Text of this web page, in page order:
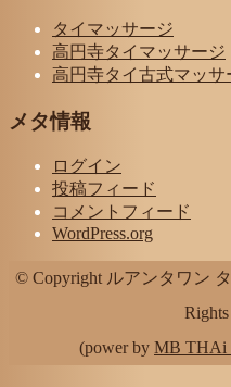
タイマッサージ
高円寺タイマッサージ
高円寺タイ古式マッサ
メタ情報
ログイン
投稿フィード
コメントフィード
WordPress.org
© Copyright ルアンタワン
Rights
(power by MB THAi